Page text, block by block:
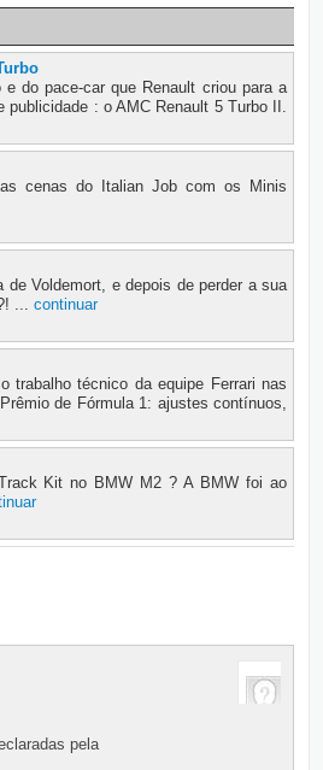
do pace-car que Renault criou para a
: o AMC Renault 5 Turbo II.
cenas do Italian Job com os Minis
Voldemort, e depois de perder a sua
... continuar
trabalho técnico da equipe Ferrari nas
de Fórmula 1: ajustes contínuos,
Kit no BMW M2 ? A BMW foi ao
pela